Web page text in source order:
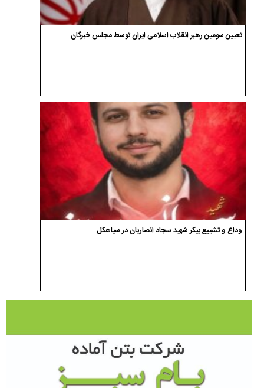
تعیین سومین رهبر انقلاب اسلامی ایران توسط مجلس خبرگان
وداع و تشییع پیکر شهید سجاد انصاریان در سیاهکل